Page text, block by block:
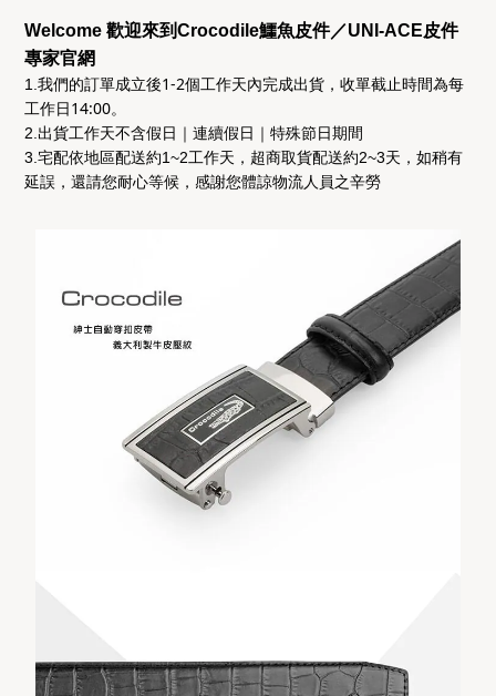
Welcome 歡迎來到Crocodile鱷魚皮件／UNI-ACE皮件
專家官網
1.我們的訂單成立後1-2個工作天內完成出貨， 收單截止時間為每
工作日14:00。
2.出貨工作天不含假日｜連續假日｜特殊節日期間
3.宅配依地區配送約1~2工作天，超商取貨配送約2~3天，如稍有
延誤，還請您耐心等候，感謝您體諒物流人員之辛勞